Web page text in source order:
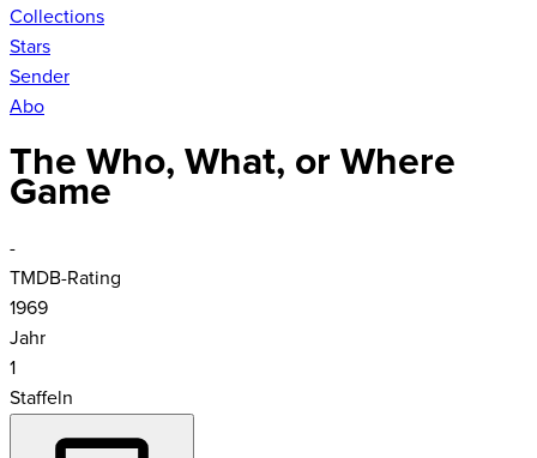
Collections
Stars
Sender
Abo
The Who, What, or Where
Game
-
TMDB-Rating
1969
Jahr
1
Staffeln